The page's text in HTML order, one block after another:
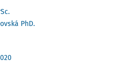
PhD.